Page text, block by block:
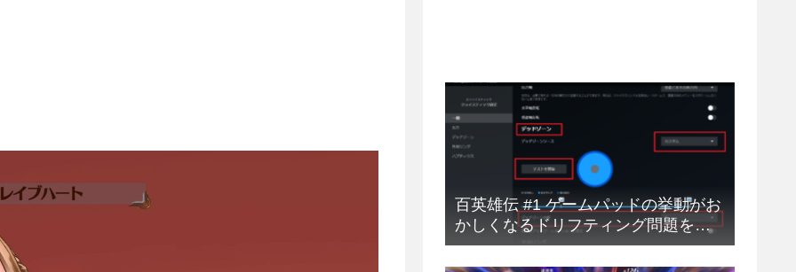
百英雄伝 #1 ゲームパッドの挙動がお
かしくなるドリフティング問題を解
決する方法